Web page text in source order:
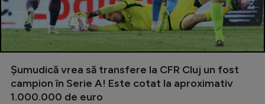
Șumudică vrea să transfere la CFR Cluj un fost
campion în Serie A! Este cotat la aproximativ
1.000.000 de euro